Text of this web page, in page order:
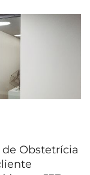
Obstetrícia